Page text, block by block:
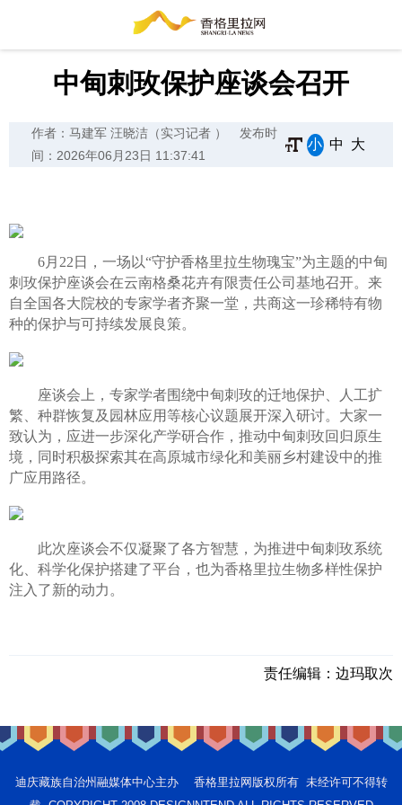
中甸刺玫保护座谈会召开
作者：马建军 汪晓洁（实习记者 ）
发布时
间：2026年06月23日 11:37:41
小 中 大
6月22日，一场以“守护香格里拉生物瑰宝”为主题的中甸
刺玫保护座谈会在云南格桑花卉有限责任公司基地召开。来
自全国各大院校的专家学者齐聚一堂，共商这一珍稀特有物
种的保护与可持续发展良策。
座谈会上，专家学者围绕中甸刺玫的迁地保护、人工扩
繁、种群恢复及园林应用等核心议题展开深入研讨。大家一
致认为，应进一步深化产学研合作，推动中甸刺玫回归原生
境，同时积极探索其在高原城市绿化和美丽乡村建设中的推
广应用路径。
此次座谈会不仅凝聚了各方智慧，为推进中甸刺玫系统
化、科学化保护搭建了平台，也为香格里拉生物多样性保护
注入了新的动力。
责任编辑： 边玛取次
迪庆藏族自治州融媒体中心主办 香格里拉网版权所有 未经许可不得转